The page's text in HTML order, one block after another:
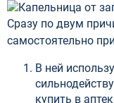
Сразу по двум
самостоятельно
В ней
купить в